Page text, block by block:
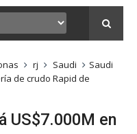
rj Saudi
Saudi
de crudo Rapid de
US$7.000M en